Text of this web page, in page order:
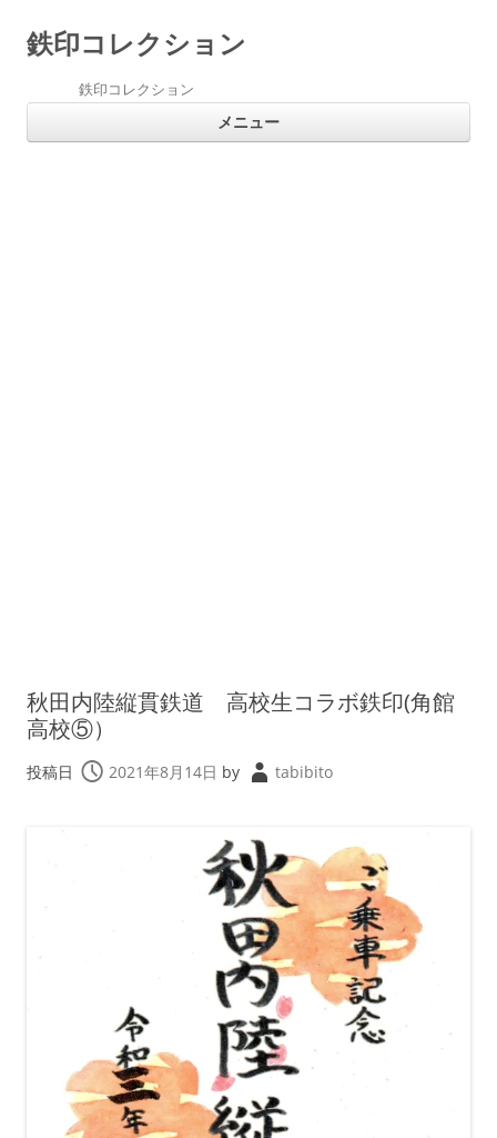
鉄印コレクション
鉄印コレクション
メニュー
コンテンツへスキップ
秋田内陸縦貫鉄道 高校生コラボ鉄印(角館
高校⑤）
投稿日 2021年8月14日 by tabibito